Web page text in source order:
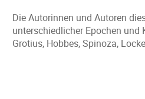
Die Autorinnen und Autoren
unterschiedlicher Epochen
Grotius, Hobbes, Spinoza,